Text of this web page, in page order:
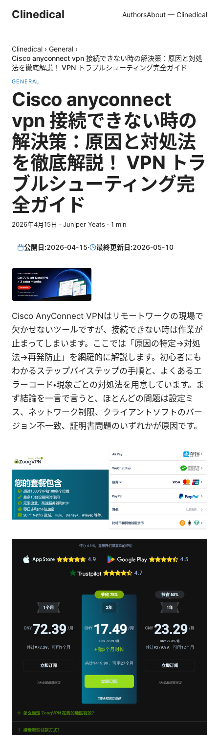
Clinedical AuthorsAbout — Clinedical
Clinedical › General ›
Cisco anyconnect vpn 接続できない時の解決策：原因と対処
法を徹底解説！ VPN トラブルシューティング完全ガイド
GENERAL
Cisco anyconnect
vpn 接続できない時の
解決策：原因と対処法
を徹底解説！ VPN トラ
ブルシューティング完
全ガイド
2026年4月15日 · Juniper Yeats · 1 min
公開日:2026-04-15· 最終更新日:2026-05-10
Cisco AnyConnect VPNはリモートワークの現場で
欠かせないツールですが、接続できない時は作業が
止まってしまいます。ここでは「原因の特定→対処
法→再発防止」を網羅的に解説します。初心者にも
わかるステップバイステップの手順と、よくあるエ
ラーコード・現象ごとの対処法を用意しています。ま
ず結論を一言で言うと、ほとんどの問題は設定ミ
ス、ネットワーク制限、クライアントソフトのバー
ジョン不一致、証明書問題のいずれかが原因です。